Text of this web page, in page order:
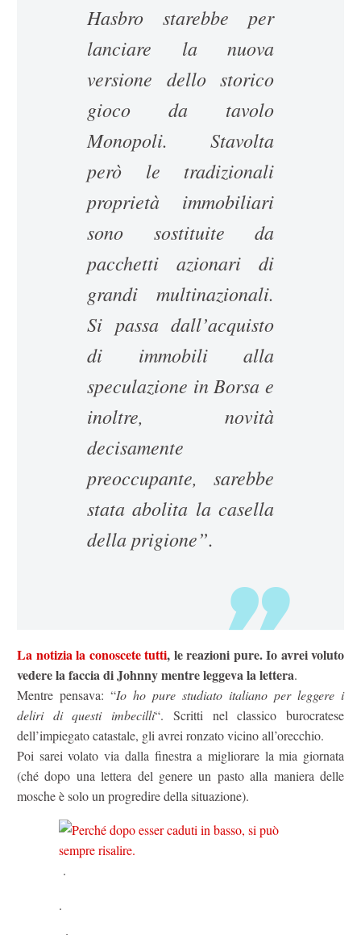
Hasbro starebbe per
lanciare la nuova
versione dello storico
gioco da tavolo
Monopoli. Stavolta
però le tradizionali
proprietà immobiliari
sono sostituite da
pacchetti azionari di
grandi multinazionali.
Si passa dall’acquisto
di immobili alla
speculazione in Borsa e
inoltre, novità
decisamente
preoccupante, sarebbe
stata abolita la casella
della prigione”.
La notizia la conoscete tutti, le reazioni pure. Io avrei voluto
vedere la faccia di Johnny mentre leggeva la lettera.
Mentre pensava: “Io ho pure studiato italiano per leggere i
deliri di questi imbecilli“. Scritti nel classico burocratese
dell’impiegato catastale, gli avrei ronzato vicino all’orecchio.
Poi sarei volato via dalla finestra a migliorare la mia giornata
(ché dopo una lettera del genere un pasto alla maniera delle
mosche è solo un progredire della situazione).
.
.